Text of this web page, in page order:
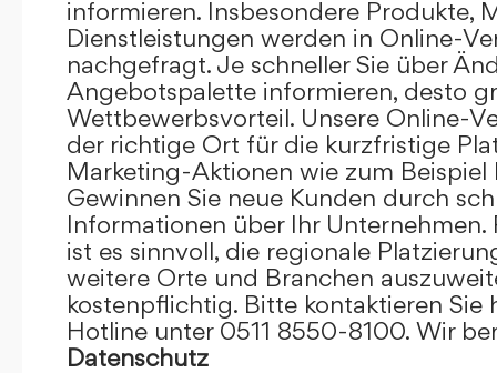
informieren. Insbesondere Produkte,
Dienstleistungen werden in Online-
nachgefragt. Je schneller Sie über
Angebotspalette informieren, desto
Wettbewerbsvorteil. Unsere Online-
der richtige Ort für die kurzfristige
Marketing-Aktionen wie zum Beispiel
Gewinnen Sie neue Kunden durch
Informationen über Ihr Unternehmen.
ist es sinnvoll, die regionale
weitere Orte und Branchen
kostenpflichtig. Bitte kontaktieren Sie
Hotline unter 0511 8550-8100. Wir
Datenschutz